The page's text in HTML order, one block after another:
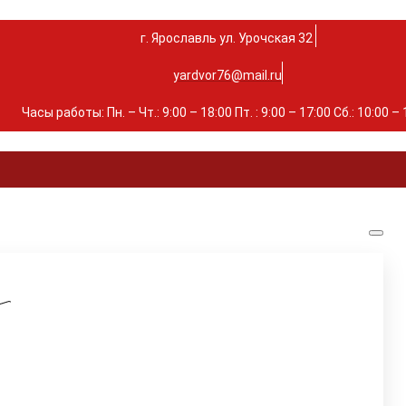
г. Ярославль ул. Урочская 32 ⁣⁣⁣⁣
yardvor76@mail.ru
Часы работы: Пн. – Чт.: 9:00 – 18:00 Пт. : 9:00 – 17:00 Сб.: 10:00 –